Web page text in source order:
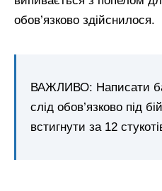
обов’язково здійснилося.
ВАЖЛИВО: Написати
слід обов’язково під
встигнути за 12